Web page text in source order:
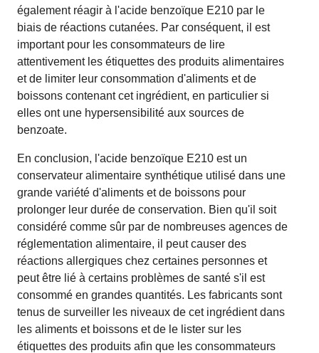
également réagir à l'acide benzoïque E210 par le
biais de réactions cutanées. Par conséquent, il est
important pour les consommateurs de lire
attentivement les étiquettes des produits alimentaires
et de limiter leur consommation d'aliments et de
boissons contenant cet ingrédient, en particulier si
elles ont une hypersensibilité aux sources de
benzoate.
En conclusion, l'acide benzoïque E210 est un
conservateur alimentaire synthétique utilisé dans une
grande variété d'aliments et de boissons pour
prolonger leur durée de conservation. Bien qu'il soit
considéré comme sûr par de nombreuses agences de
réglementation alimentaire, il peut causer des
réactions allergiques chez certaines personnes et
peut être lié à certains problèmes de santé s'il est
consommé en grandes quantités. Les fabricants sont
tenus de surveiller les niveaux de cet ingrédient dans
les aliments et boissons et de le lister sur les
étiquettes des produits afin que les consommateurs